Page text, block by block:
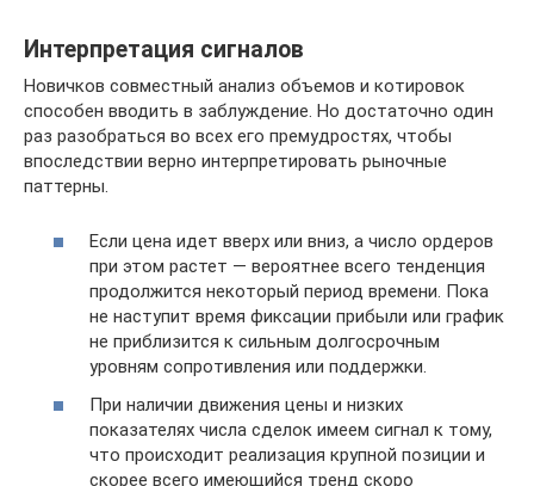
Интерпретация сигналов
Новичков совместный анализ объемов и котировок
способен вводить в заблуждение. Но достаточно один
раз разобраться во всех его премудростях, чтобы
впоследствии верно интерпретировать рыночные
паттерны.
Если цена идет вверх или вниз, а число ордеров
при этом растет — вероятнее всего тенденция
продолжится некоторый период времени. Пока
не наступит время фиксации прибыли или график
не приблизится к сильным долгосрочным
уровням сопротивления или поддержки.
При наличии движения цены и низких
показателях числа сделок имеем сигнал к тому,
что происходит реализация крупной позиции и
скорее всего имеющийся тренд скоро